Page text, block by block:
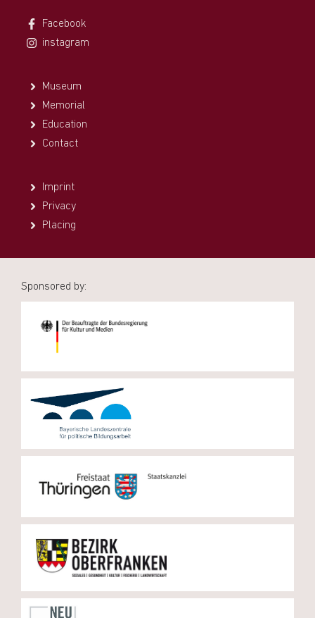
Facebook
instagram
Museum
Memorial
Education
Contact
Imprint
Privacy
Placing
Sponsored by: